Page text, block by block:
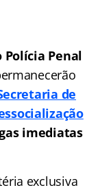
Polícia Penal
de
imediatas
exclusiva